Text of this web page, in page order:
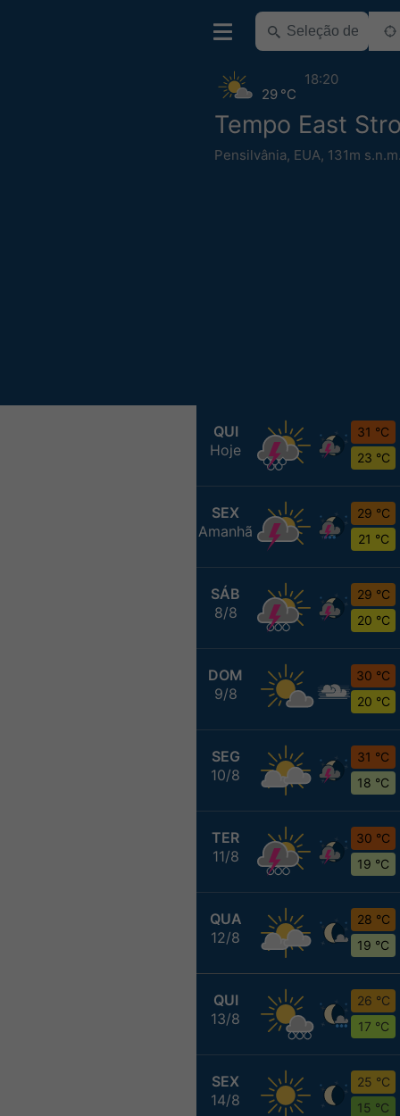
Tempo East
Pensilvânia, EUA, 131m
29 °C
18:20
QUI
Hoje
31 °C
23 °C
SEX
Amanhã
29 °C
21 °C
SÁB
8/8
29 °C
20 °C
DOM
9/8
30 °C
20 °C
SEG
10/8
31 °C
18 °C
TER
11/8
30 °C
19 °C
QUA
12/8
28 °C
19 °C
QUI
13/8
26 °C
17 °C
SEX
14/8
25 °C
15 °C